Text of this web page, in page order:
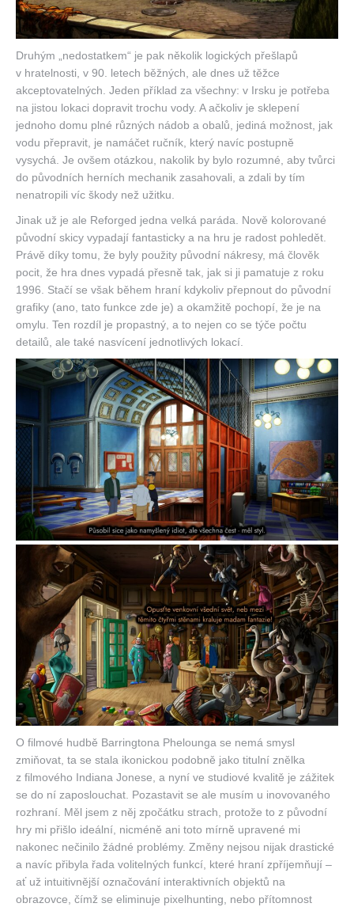
Druhým „nedostatkem“ je pak několik logických přešlapů
v hratelnosti, v 90. letech běžných, ale dnes už těžce
akceptovatelných. Jeden příklad za všechny: v Irsku je potřeba
na jistou lokaci dopravit trochu vody. A ačkoliv je sklepení
jednoho domu plné různých nádob a obalů, jediná možnost, jak
vodu přepravit, je namáčet ručník, který navíc postupně
vysychá. Je ovšem otázkou, nakolik by bylo rozumné, aby tvůrci
do původních herních mechanik zasahovali, a zdali by tím
nenatropili víc škody než užitku.
Jinak už je ale Reforged jedna velká paráda. Nově kolorované
původní skicy vypadají fantasticky a na hru je radost pohledět.
Právě díky tomu, že byly použity původní nákresy, má člověk
pocit, že hra dnes vypadá přesně tak, jak si ji pamatuje z roku
1996. Stačí se však během hraní kdykoliv přepnout do původní
grafiky (ano, tato funkce zde je) a okamžitě pochopí, že je na
omylu. Ten rozdíl je propastný, a to nejen co se týče počtu
detailů, ale také nasvícení jednotlivých lokací.
O filmové hudbě Barringtona Phelounga se nemá smysl
zmiňovat, ta se stala ikonickou podobně jako titulní znělka
z filmového Indiana Jonese, a nyní ve studiové kvalitě je zážitek
se do ní zaposlouchat. Pozastavit se ale musím u inovovaného
rozhraní. Měl jsem z něj zpočátku strach, protože to z původní
hry mi přišlo ideální, nicméně ani toto mírně upravené mi
nakonec nečinilo žádné problémy. Změny nejsou nijak drastické
a navíc přibyla řada volitelných funkcí, které hraní zpříjemňují –
ať už intuitivnější označování interaktivních objektů na
obrazovce, čímž se eliminuje pixelhunting, nebo přítomnost